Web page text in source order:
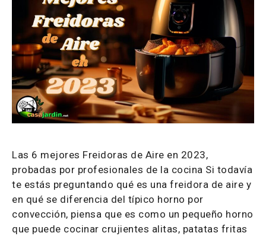
Las 6 mejores Freidoras de Aire en 2023,
probadas por profesionales de la cocina Si todavía
te estás preguntando qué es una freidora de aire y
en qué se diferencia del típico horno por
convección, piensa que es como un pequeño horno
que puede cocinar crujientes alitas, patatas fritas